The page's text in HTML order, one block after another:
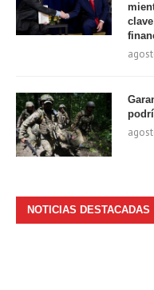
NOTICIAS DESTACADAS